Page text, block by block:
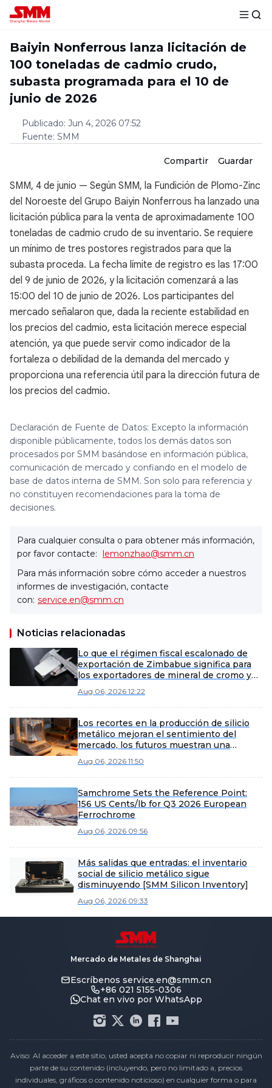
Baiyin Nonferrous lanza licitación de
100 toneladas de cadmio crudo,
subasta programada para el 10 de
junio de 2026
Publicado: Jun 4, 2026 07:52
Fuente: SMM
Compartir Guardar
SMM, 4 de junio — Según SMM, la Fundición de Plomo-Zinc
del Noroeste del Grupo Baiyin Nonferrous ha lanzado una
licitación pública para la venta de aproximadamente 100
toneladas de cadmio crudo de su inventario. Se requiere
un mínimo de tres postores registrados para que la
subasta proceda. La fecha límite de registro es las 17:00
del 9 de junio de 2026, y la licitación comenzará a las
15:00 del 10 de junio de 2026. Los participantes del
mercado señalaron que, dada la reciente estabilidad en
los precios del cadmio, esta licitación merece especial
atención, ya que puede servir como indicador de la
fortaleza o debilidad de la demanda del mercado y
proporciona una referencia útil para la dirección futura de
los precios del cadmio.
Declaración de Fuente de Datos: Excepto la información
disponible públicamente, todos los demás datos son
procesados por SMM basándose en información pública,
comunicación de mercado y confiando en el modelo de
base de datos interna de SMM. Son solo para referencia y
no constituyen recomendaciones para la toma de
decisiones.
Para cualquier consulta o para obtener más información,
por favor contacte: lemonzhao@smm.cn
Para más información sobre cómo acceder a nuestros
informes de investigación, contacte
con: service.en@smm.cn
Noticias relacionadas
Lo que el régimen fiscal escalonado de
exportación de Zimbabue significa para
los exportadores de mineral de cromo y
Aug 06, 2026 12:22
Los recortes en la producción de silicio
metálico mejoran el sentimiento del
mercado, los futuros muestran una
rango estrecho [Reseña semanal de la
industria del silicio de SMM]
Aug 06, 2026 11:50
Samchrome Sets the Reference Point:
156 US Cents/lb for Q3 2026 European
Ferrochrome
Aug 06, 2026 09:56
Más salidas que entradas: el inventario
social de silicio metálico sigue
disminuyendo [SMM Silicon Inventory]
Aug 06, 2026 09:33
Mercado de Metales de Shanghai
Escríbenos service.en@smm.cn
+86 021 5155-0306
Chat en vivo por WhatsApp
Aviso: Al acceder a este sitio, usted acepta no copiar ni reproducir ningún
parte de su contenido (incluyendo, pero no limitado a, precios
individuales, gráficos o contenido noticioso) en cualquier forma o para